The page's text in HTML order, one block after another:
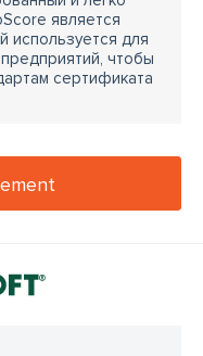
является
используется для
чтобы
сертификата